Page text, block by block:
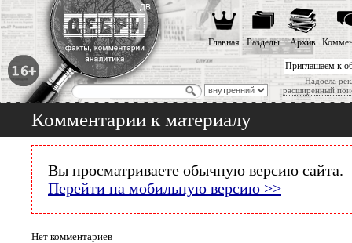
Приглашаем к
Надоела
расширенный
Главная Разделы Архив
Комментарии к материалу
Вы просматриваете обычную версию сайта.
Перейти на мобильную версию >>
Нет комментариев